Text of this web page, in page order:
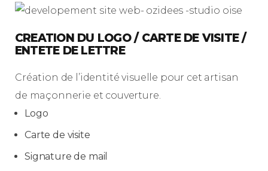
CREATION DU LOGO / CARTE DE VISITE /
ENTETE DE LETTRE
Création de l’identité visuelle pour cet artisan
de maçonnerie et couverture.
Logo
Carte de visite
Signature de mail